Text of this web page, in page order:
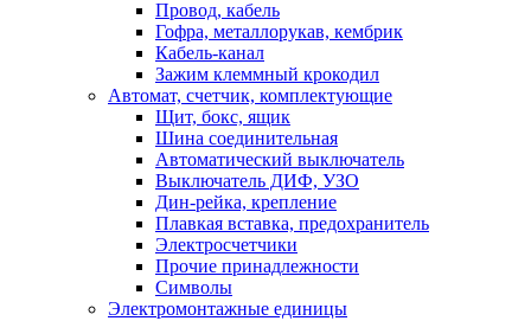
Провод, кабель
Гофра, металлорукав, кембрик
Кабель-канал
Зажим клеммный крокодил
Автомат, счетчик, комплектующие
Щит, бокс, ящик
Шина соединительная
Автоматический выключатель
Выключатель ДИФ, УЗО
Дин-рейка, крепление
Плавкая вставка, предохранитель
Электросчетчики
Прочие принадлежности
Символы
Электромонтажные единицы